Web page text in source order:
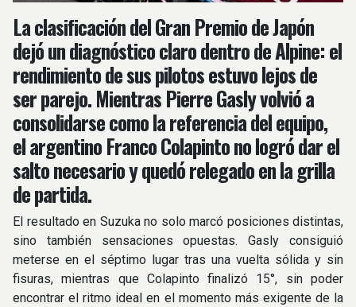
La clasificación del Gran Premio de Japón
dejó un diagnóstico claro dentro de Alpine: el
rendimiento de sus pilotos estuvo lejos de
ser parejo. Mientras Pierre Gasly volvió a
consolidarse como la referencia del equipo,
el argentino Franco Colapinto no logró dar el
salto necesario y quedó relegado en la grilla
de partida.
El resultado en Suzuka no solo marcó posiciones distintas,
sino también sensaciones opuestas. Gasly consiguió
meterse en el séptimo lugar tras una vuelta sólida y sin
fisuras, mientras que Colapinto finalizó 15°, sin poder
encontrar el ritmo ideal en el momento más exigente de la